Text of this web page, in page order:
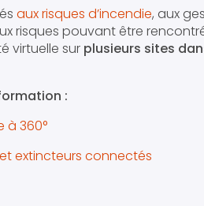
aux risques d’incendie, aux
risques pouvant être
virtuelle sur plusieurs sites
:
à 360°
extincteurs connectés